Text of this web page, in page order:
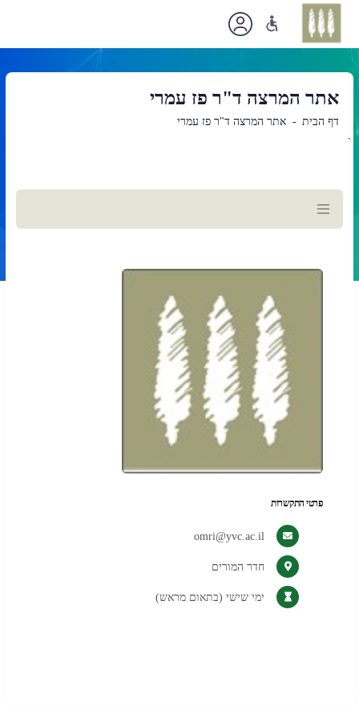
אתר המרצה ד"ר פז עמרי
דף הבית אתר המרצה ד"ר פז עמרי
`
תוכן
ראשי
פרטי התקשרות
omri@yvc.ac.il
חדר המורים
ימי שישי (בתאום מראש)